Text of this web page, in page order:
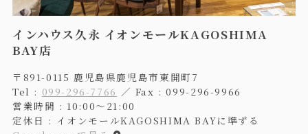
インハウス久永 イオンモールKAGOSHIMA
BAY店
〒891-0115 鹿児島県鹿児島市東開町7
Tel : 099-296-7766 ／ Fax : 099-296-9966
営業時間 : 10:00〜21:00
定休日 : イオンモールKAGOSHIMA BAYに準ずる